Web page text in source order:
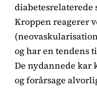
diabetesrelaterede
Kroppen reagerer
og har en tendens
De nydannede
og forårsage